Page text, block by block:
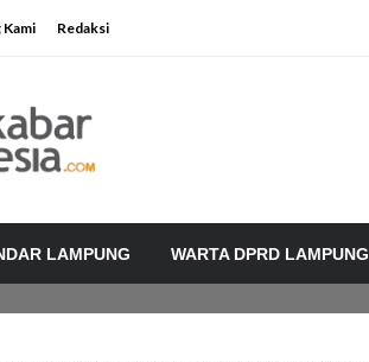
Redaksi
LAMPUNG WARTA DPRD LAMPUNG